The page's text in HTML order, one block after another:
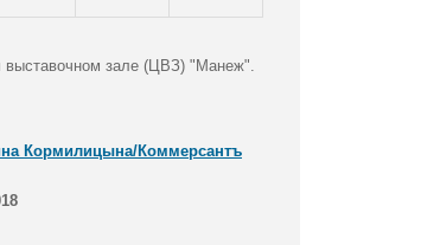
выставочном зале (ЦВЗ) "Манеж".
Кормилицына/Коммерсантъ